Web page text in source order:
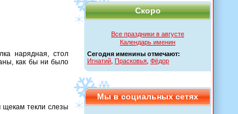
Скоро
Все праздники в августе
Календарь именин
Сегодня именины отмечают:
Игнатий Прасковья Фёдор
Мы в социальных сетях
нарядная, стол
как бы ни было
щекам текли слезы